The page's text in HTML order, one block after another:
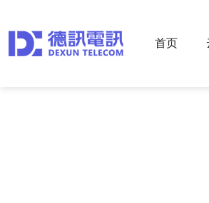
首页